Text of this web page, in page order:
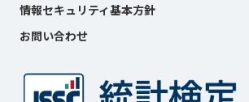
情報セキュリティ基本方針
お問い合わせ